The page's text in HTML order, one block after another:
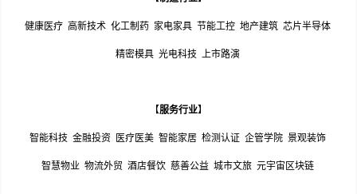
健康医疗 高新技术 化工制药 家电家具 节能工控 地产建筑 芯片半导体
精密模具 光电科技 上市路演
【服务行业】
智能科技 金融投资 医疗医美 智能家居 检测认证 企管学院 景观装饰
智慧物业 物流外贸 酒店餐饮 慈善公益 城市文旅 元宇宙区块链